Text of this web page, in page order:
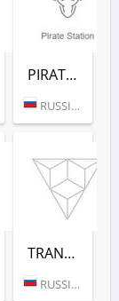
PIRATE STATION (РАДИО РЕКОРД)
RUSSIA (MOSCOW)
TRANCE CLASSICS (РАДИО РЕКОРД)
RUSSIA (MOSCOW)